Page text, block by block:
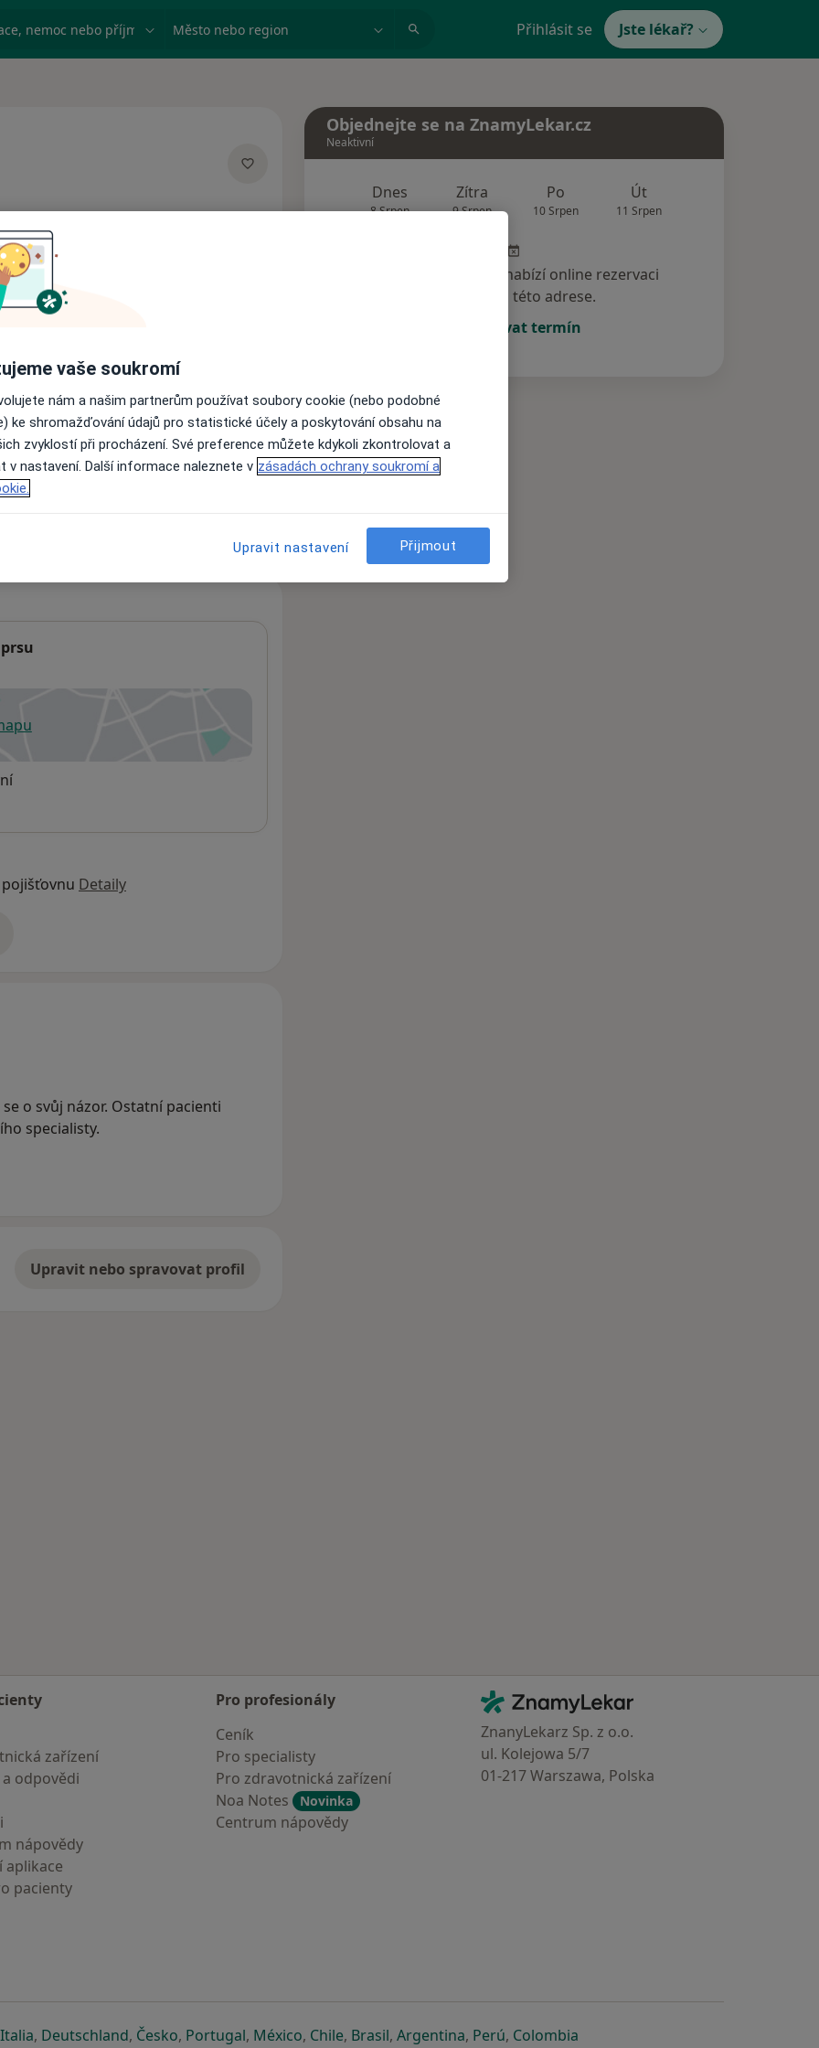
nemoc nebo příjmení Město nebo region Přihlásit se Jste lékař?
Rezervovat termín
Názory pacientů
nejsou k dispozici
informace o svých službách.
v nové záložce
Detaily
o svůj názor. Ostatní pacienti
specialisty.
Upravit nebo spravovat profil
Objednejte se na ZnamyLekar.cz
Neaktivní
Dnes
8 Srpen
Zítra
9 Srpen
Po
10 Srpen
Út
11 Srpen
Tento specialista nenabízí online rezervaci
termínu na této adrese.
Rezervovat termín
zařízení
odpovědi
nápovědy
aplikace
pacienty
Pro profesionály
Ceník
Pro specialisty
Pro zdravotnická zařízení
Noa Notes
Novinka
Centrum nápovědy
Kontakt
ZnamyLekar - Hlavní stránka
ZnanyLekarz Sp. z o.o.
ul. Kolejowa 5/7
01-217 Warszawa, Polska
nové záložce
otevře v nové záložce
Italiase otevře v nové záložce
, Deutschlandse otevře v nové záložce
, Českose otevře v nové záložce
, Portugalse otevře v nové záložce
, Méxicose otevře v nové záložce
, Chilese otevře v nové záložce
, Brasilse otevře v nové záložce
, Argentinase otevře v nové záložce
, Perúse otevře v nové záložce
, Colombiase otevře v nové záložce
vaše soukromí
nám a našim partnerům používat soubory cookie (nebo podobné
ke shromažďování údajů pro statistické účely a poskytování obsahu na
zvyklostí při procházení. Své preference můžete kdykoli zkontrolovat a
v nastavení. Další informace naleznete v zásadách ochrany soukromí a
Upravit nastavení Přijmout